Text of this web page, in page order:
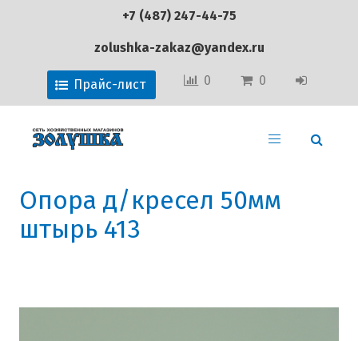
+7 (487) 247-44-75
zolushka-zakaz@yandex.ru
Прайс-лист 0 0
Опора д/кресел 50мм
штырь 413